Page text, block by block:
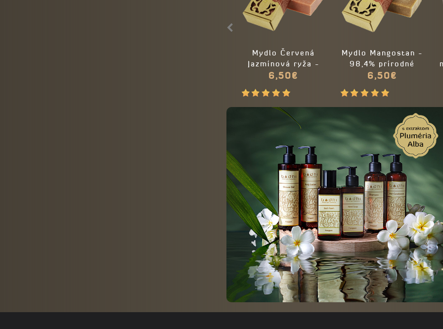
Mydlo Červená
Jazmínová ryža -
98% prírodné
6,50€
Mydlo Mangostan -
98,4% prírodné
6,50€